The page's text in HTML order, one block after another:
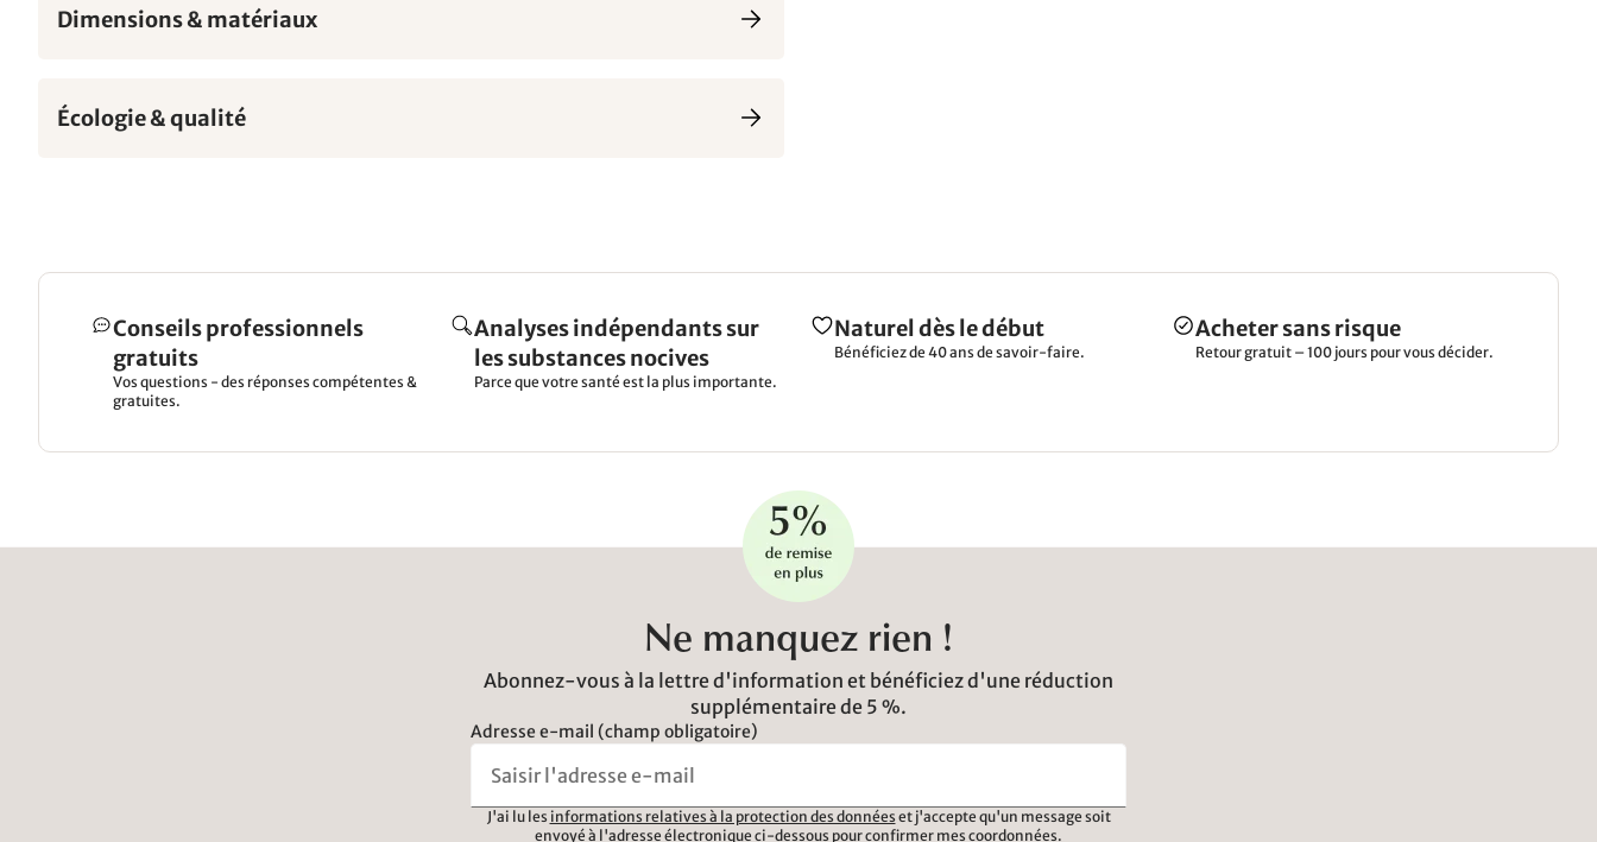
Dimensions & matériaux
Écologie & qualité
Conseils professionnels
gratuits
Vos questions - des réponses compétentes &
gratuites.
Analyses indépendants sur
les substances nocives
Parce que votre santé est la plus importante.
Naturel dès le début
Bénéficiez de 40 ans de savoir-faire.
Acheter sans risque
Retour gratuit – 100 jours pour vous décider.
Ne manquez rien !
Abonnez-vous à la lettre d'information et bénéficiez d'une réduction
supplémentaire de 5 %.
Adresse e-mail (champ obligatoire)
J'ai lu les informations relatives à la protection des données et j'accepte qu'un message soit
envoyé à l'adresse électronique ci-dessous pour confirmer mes coordonnées.